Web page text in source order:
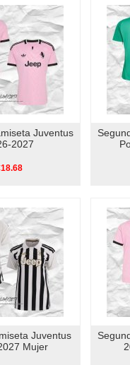
Juventus
2027
Juventus
Mujer